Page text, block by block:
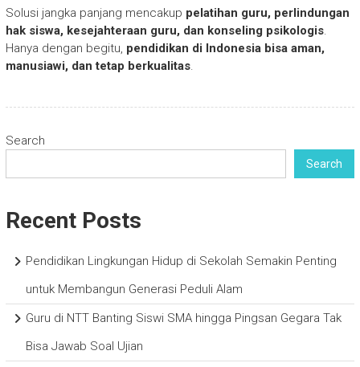
Solusi jangka panjang mencakup pelatihan guru, perlindungan
hak siswa, kesejahteraan guru, dan konseling psikologis.
Hanya dengan begitu, pendidikan di Indonesia bisa aman,
manusiawi, dan tetap berkualitas.
Search
Search
Recent Posts
Pendidikan Lingkungan Hidup di Sekolah Semakin Penting
untuk Membangun Generasi Peduli Alam
Guru di NTT Banting Siswi SMA hingga Pingsan Gegara Tak
Bisa Jawab Soal Ujian